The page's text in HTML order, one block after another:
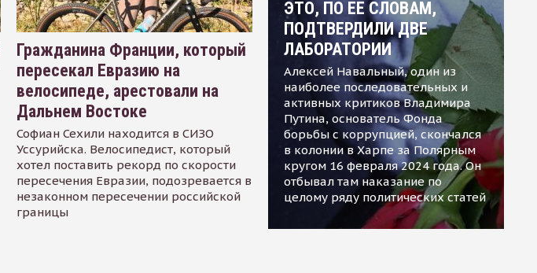
Гражданина Франции, который
пересекал Евразию на
велосипеде, арестовали на
Дальнем Востоке
Софиан Сехили находится в СИЗО
Уссурийска. Велосипедист, который
хотел поставить рекорд по скорости
пересечения Евразии, подозревается в
незаконном пересечении российской
границы
ЭТО, ПО ЕЕ СЛОВАМ,
ПОДТВЕРДИЛИ ДВЕ
ЛАБОРАТОРИИ
Алексей Навальный, один из
наиболее последовательных и
активных критиков Владимира
Путина, основатель Фонда
борьбы с коррупцией, скончался
в колонии в Харпе за Полярным
кругом 16 февраля 2024 года. Он
отбывал там наказание по
целому ряду политических статей